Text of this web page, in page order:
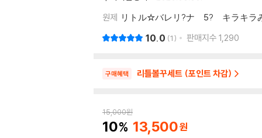
원제 リトル☆バレリ?ナ 5? キラキラ
10.0 1 판매지수 1,290
구매혜택 리틀볼꾸세트 (포인트 차감)
15,000원
10 13,500